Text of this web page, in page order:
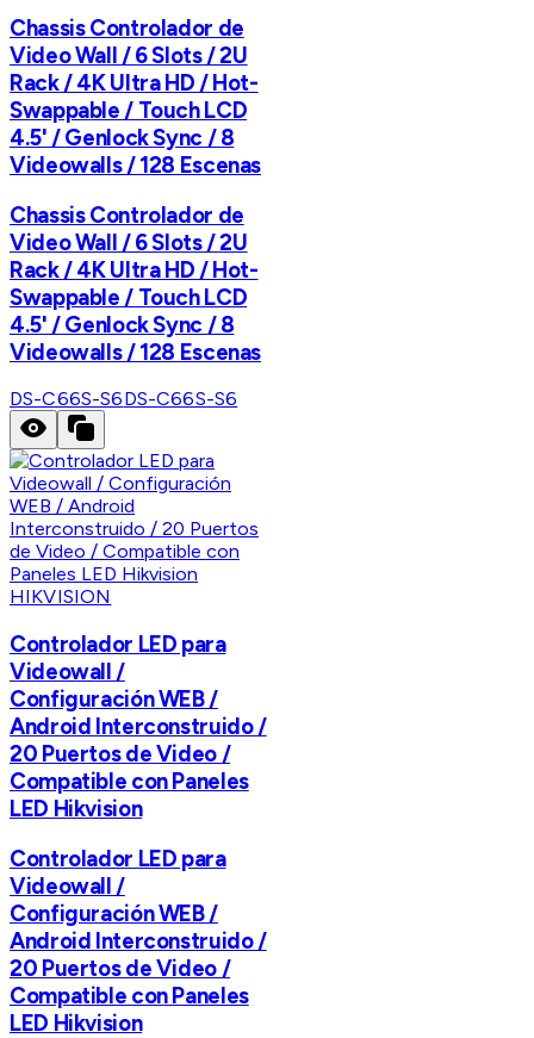
Chassis Controlador de
Video Wall / 6 Slots / 2U
Rack / 4K Ultra HD / Hot-
Swappable / Touch LCD
4.5' / Genlock Sync / 8
Videowalls / 128 Escenas
Chassis Controlador de
Video Wall / 6 Slots / 2U
Rack / 4K Ultra HD / Hot-
Swappable / Touch LCD
4.5' / Genlock Sync / 8
Videowalls / 128 Escenas
DS-C66S-S6DS-C66S-S6
HIKVISION
Controlador LED para
Videowall /
Configuración WEB /
Android Interconstruido /
20 Puertos de Video /
Compatible con Paneles
LED Hikvision
Controlador LED para
Videowall /
Configuración WEB /
Android Interconstruido /
20 Puertos de Video /
Compatible con Paneles
LED Hikvision